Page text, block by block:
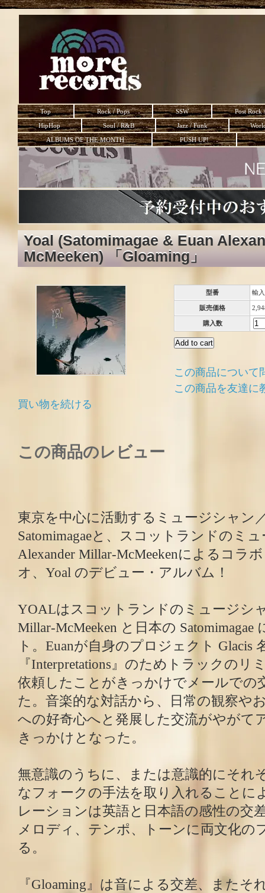
Top Rock / Pops SSW
Post Rock
HipHop
Soul / R&B Jazz / Funk
ALBUMS OF THE MONTH
PUSH UP!
Yoal (Satomimagae & Euan
McMeeken) 「Gloaming」
型番 輸
販売価格
購入数
この商品について
この商品を友達に
買い物を続ける
この商品のレビュー
東京を中心に活動するミュージシャン
Satomimagaeと、スコットランドのミ
Alexander Millar-McMeekenによるコラ
オ、Yoal のデビュー・アルバム！
YOALはスコットランドのミュージシ
Millar-McMeeken と日本の
ト。Euanが自身のプロジェクト Glacis
『Interpretations』のためトラックのリ
依頼したことがきっかけでメールでの
た。音楽的な対話から、日常の観察や
への好奇心へと発展した交流がやがて
きっかけとなった。
無意識のうちに、または意識的にそれ
なフォークの手法を取り入れることに
レーションは英語と日本語の感性の交
メロディ、テンポ、トーンに両文化の
る。
『Gloaming』は音による交差、またそ